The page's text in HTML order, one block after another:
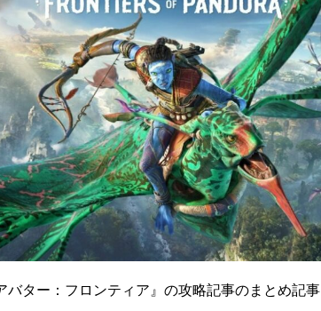
バター：フロンティア』の攻略記事のまとめ記事